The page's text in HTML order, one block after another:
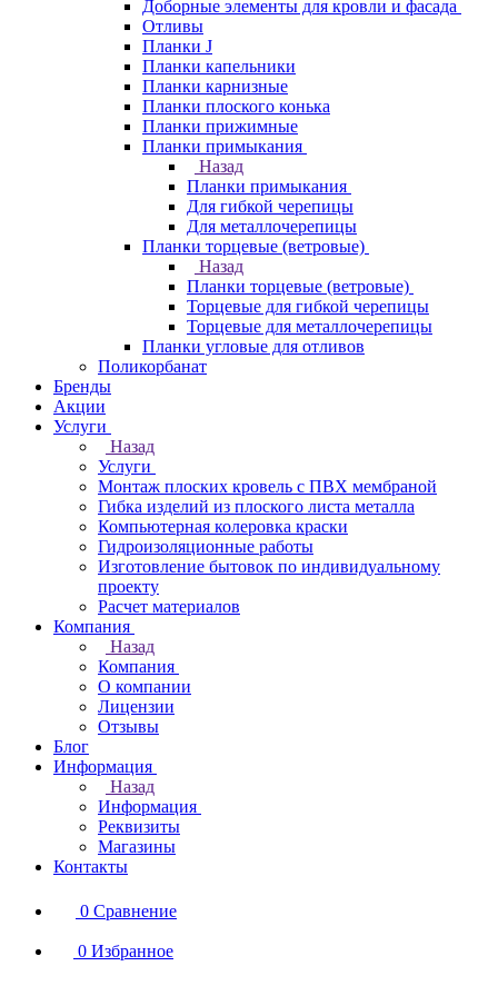
Доборные элементы для кровли и фасада
Отливы
Планки J
Планки капельники
Планки карнизные
Планки плоского конька
Планки прижимные
Планки примыкания
Назад
Планки примыкания
Для гибкой черепицы
Для металлочерепицы
Планки торцевые (ветровые)
Назад
Планки торцевые (ветровые)
Торцевые для гибкой черепицы
Торцевые для металлочерепицы
Планки угловые для отливов
Поликорбанат
Бренды
Акции
Услуги
Назад
Услуги
Монтаж плоских кровель с ПВХ мембраной
Гибка изделий из плоского листа металла
Компьютерная колеровка краски
Гидроизоляционные работы
Изготовление бытовок по индивидуальному
проекту
Расчет материалов
Компания
Назад
Компания
О компании
Лицензии
Отзывы
Блог
Информация
Назад
Информация
Реквизиты
Магазины
Контакты
0 Сравнение
0 Избранное